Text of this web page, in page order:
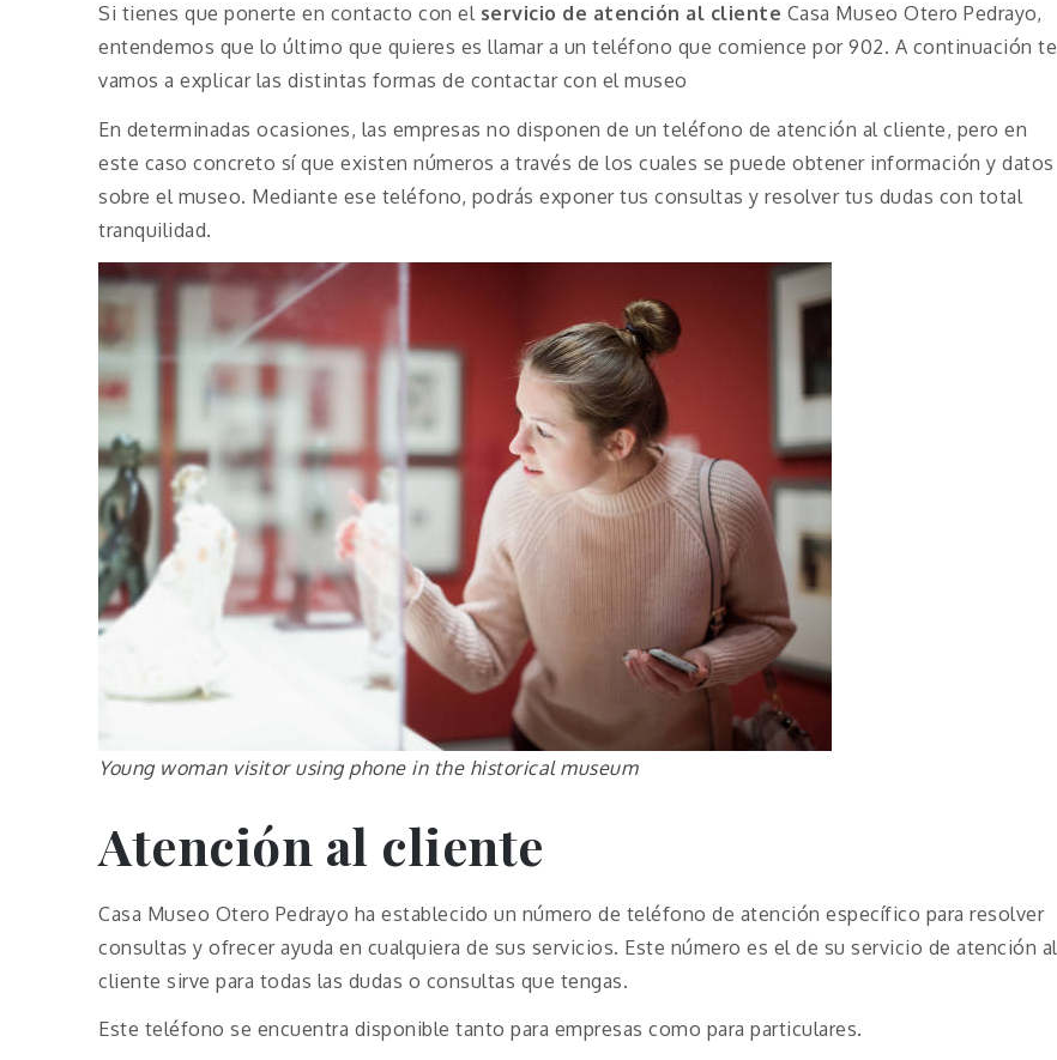
Si tienes que ponerte en contacto con elservicio de atención al cliente Casa Museo Otero Pedrayo,
entendemos que lo último que quieres es llamar a un teléfono que comience por 902. A continuación te
vamos a explicar las distintas formas de contactar con el museo
En determinadas ocasiones, las empresas no disponen de un teléfono de atención al cliente, pero en
este caso concreto sí que existen números a través de los cuales se puede obtener información y datos
sobre el museo. Mediante ese teléfono, podrás exponer tus consultas y resolver tus dudas con total
tranquilidad.
Young woman visitor using phone in the historical museum
Atención al cliente
Casa Museo Otero Pedrayo ha establecido un número de teléfono de atención específico para resolver
consultas y ofrecer ayuda en cualquiera de sus servicios. Este número es el de su servicio de atención al
cliente sirve para todas las dudas o consultas que tengas.
Este teléfono se encuentra disponible tanto para empresas como para particulares.